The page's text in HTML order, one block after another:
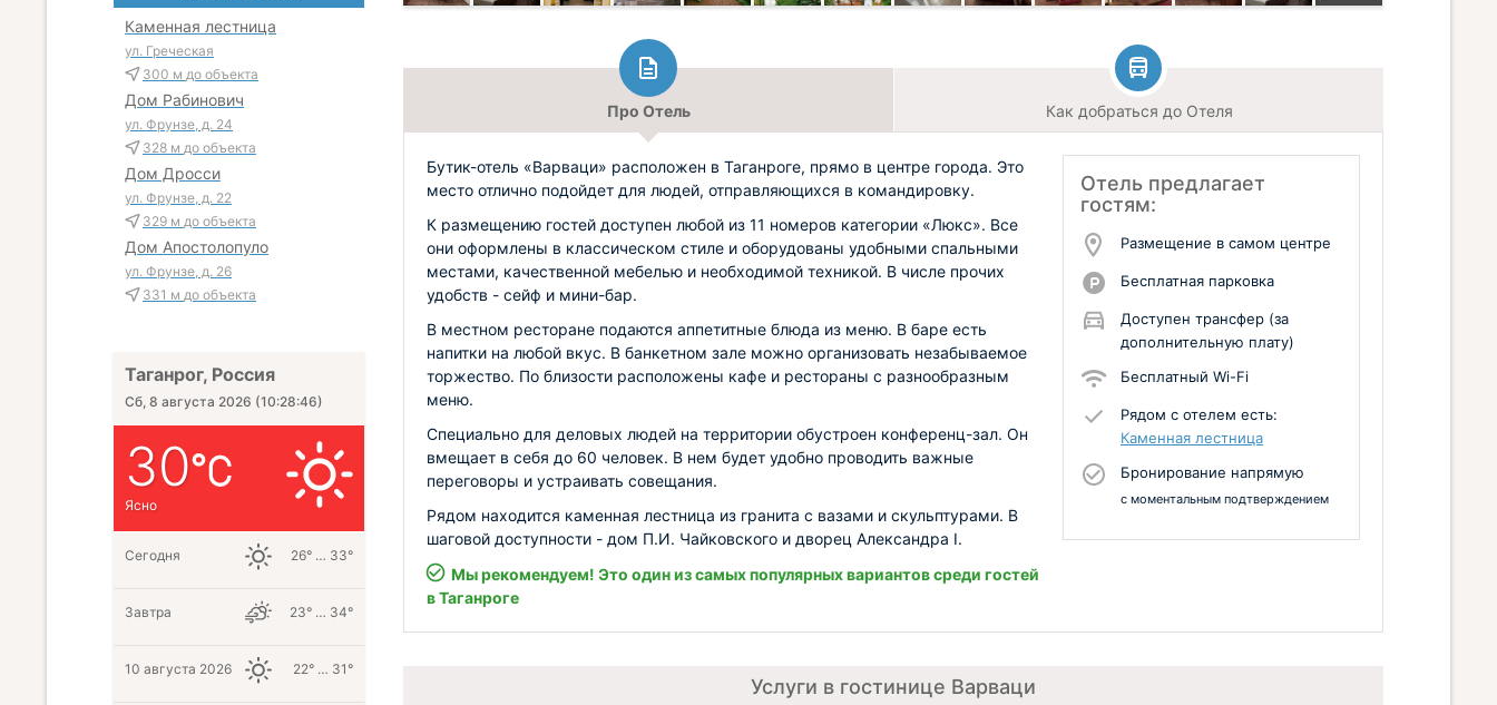
Про Отель Как добраться до Отеля
Отель предлагает
гостям:
Размещение в самом центре
Бесплатная парковка
Доступен трансфер (за
дополнительную плату)
Бесплатный Wi-Fi
Рядом с отелем есть:
Каменная лестница
Бронирование напрямую
с моментальным подтверждением
Бутик-отель «Варваци» расположен в Таганроге, прямо в центре города. Это
место отлично подойдет для людей, отправляющихся в командировку.
К размещению гостей доступен любой из 11 номеров категории «Люкс». Все
они оформлены в классическом стиле и оборудованы удобными спальными
местами, качественной мебелью и необходимой техникой. В числе прочих
удобств - сейф и мини-бар.
В местном ресторане подаются аппетитные блюда из меню. В баре есть
напитки на любой вкус. В банкетном зале можно организовать незабываемое
торжество. По близости расположены кафе и рестораны с разнообразным
меню.
Специально для деловых людей на территории обустроен конференц-зал. Он
вмещает в себя до 60 человек. В нем будет удобно проводить важные
переговоры и устраивать совещания.
Рядом находится каменная лестница из гранита с вазами и скульптурами. В
шаговой доступности - дом П.И. Чайковского и дворец Александра I.
Мы рекомендуем! Это один из самых популярных вариантов среди гостей
в Таганроге
Услуги в гостинице Варваци
Каменная лестница
ул. Греческая
300 м до объекта
Дом Рабинович
ул. Фрунзе, д. 24
328 м до объекта
Дом Дросси
ул. Фрунзе, д. 22
329 м до объекта
Дом Апостолопуло
ул. Фрунзе, д. 26
331 м до объекта
Таганрог, Россия
Сб, 8 августа 2026 (10:28:47)
30
Ясно
Сегодня 26° … 33°
Завтра 23° … 34°
10 августа 2026 22° … 31°